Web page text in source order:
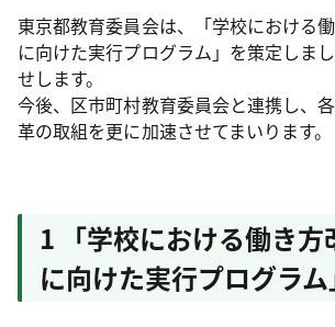
東京都教育委員会は、「学校における
に向けた実行プログラム」を策定しま
せします。
今後、区市町村教育委員会と連携し、
革の取組を更に加速させてまいります。
1 「学校における働き方
に向けた実行プログラ